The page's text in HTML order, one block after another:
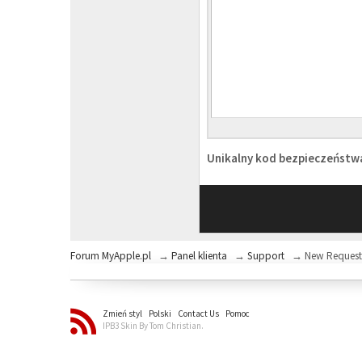
Unikalny kod
Forum MyApple.pl → Panel klienta → Support → New Request
Zmień styl Polski Contact Us
Pomoc
IPB3 Skin By Tom Christian.